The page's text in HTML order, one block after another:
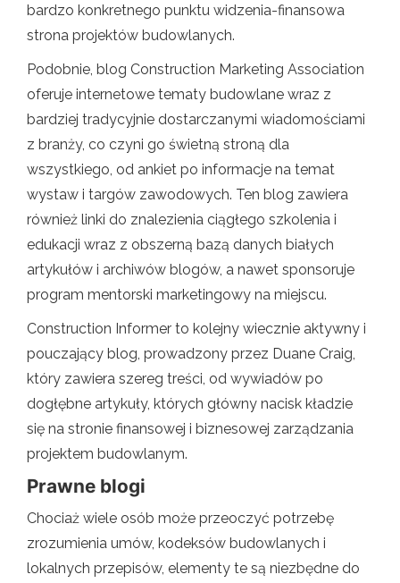
bardzo konkretnego punktu widzenia-finansowa
strona projektów budowlanych.
Podobnie, blog Construction Marketing Association
oferuje internetowe tematy budowlane wraz z
bardziej tradycyjnie dostarczanymi wiadomościami
z branży, co czyni go świetną stroną dla
wszystkiego, od ankiet po informacje na temat
wystaw i targów zawodowych. Ten blog zawiera
również linki do znalezienia ciągłego szkolenia i
edukacji wraz z obszerną bazą danych białych
artykułów i archiwów blogów, a nawet sponsoruje
program mentorski marketingowy na miejscu.
Construction Informer to kolejny wiecznie aktywny i
pouczający blog, prowadzony przez Duane Craig,
który zawiera szereg treści, od wywiadów po
dogłębne artykuły, których główny nacisk kładzie
się na stronie finansowej i biznesowej zarządzania
projektem budowlanym.
Prawne blogi
Chociaż wiele osób może przeoczyć potrzebę
zrozumienia umów, kodeksów budowlanych i
lokalnych przepisów, elementy te są niezbędne do